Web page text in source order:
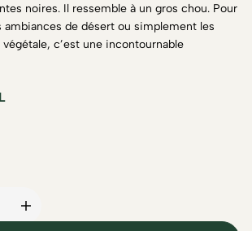
noires. Il ressemble à un gros chou. Pour
ambiances de désert ou simplement les
c’est une incontournable